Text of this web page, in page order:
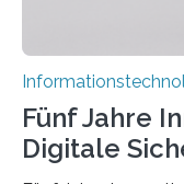
Fünf Jahre
Digitale